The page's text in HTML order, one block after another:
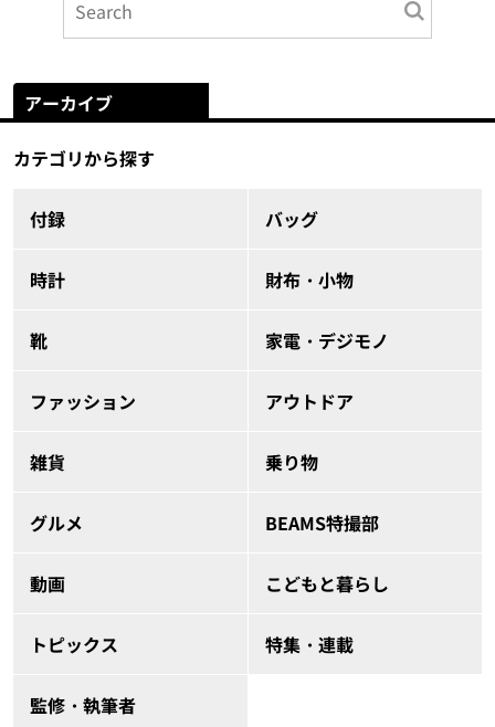
アーカイブ
カテゴリから探す
付録 バッグ
時計 財布・小物
靴 家電・デジモノ
ファッション アウトドア
雑貨 乗り物
グルメ BEAMS特撮部
動画 こどもと暮らし
トピックス 特集・連載
監修・執筆者